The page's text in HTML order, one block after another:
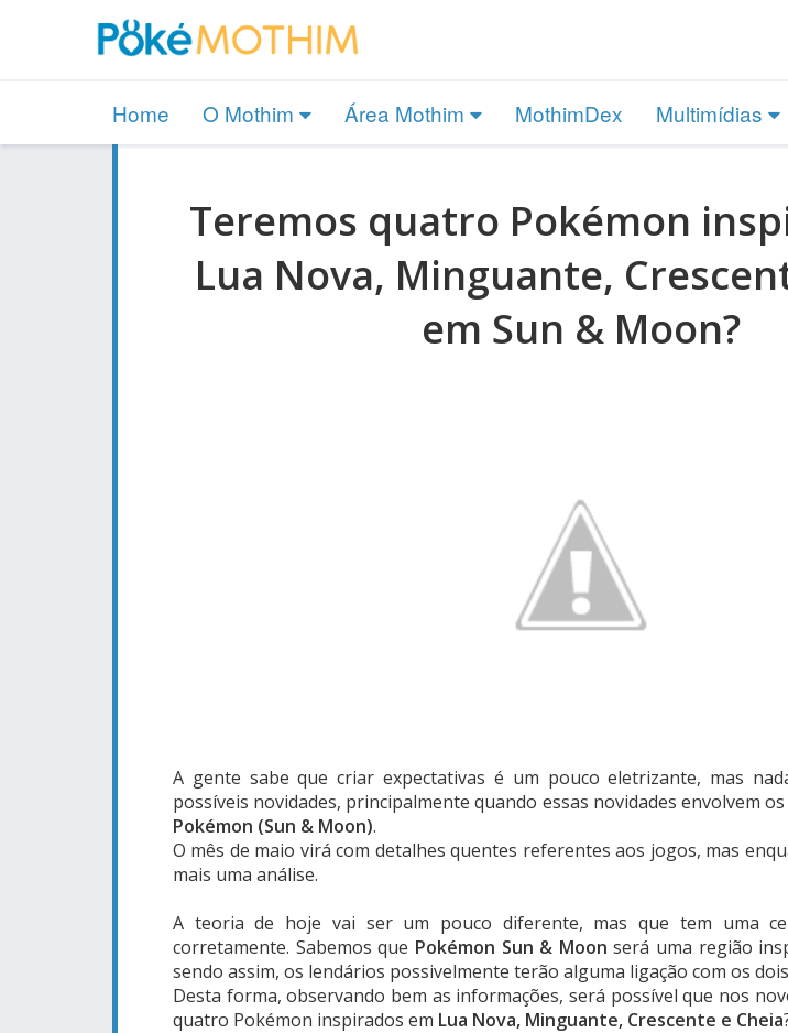
Home O Mothim Área Mothim MothimDex Multimídias
Teremos quatro Pokémon
Lua Nova, Minguante,
em Sun & Moon?
A gente sabe que criar expectativas é um pouco eletrizante, mas
possíveis novidades, principalmente quando essas novidades envolvem
Pokémon (Sun & Moon).
O mês de maio virá com detalhes quentes referentes aos jogos, mas
mais uma análise.
A teoria de hoje vai ser um pouco diferente, mas que tem uma
corretamente. Sabemos que Pokémon Sun & Moon será uma região
sendo assim, os lendários possivelmente terão alguma ligação com os
Desta forma, observando bem as informações, será possível que nos
quatro Pokémon inspirados em Lua Nova, Minguante, Crescente e Cheia